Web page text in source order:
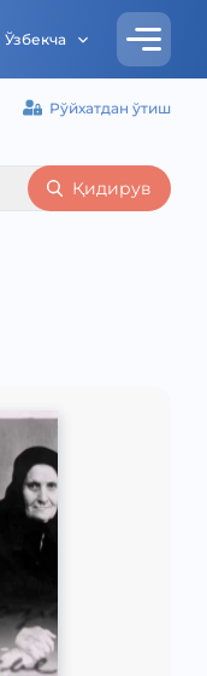
Ўзбекча
Рўйхатдан ўтиш
Қидирув